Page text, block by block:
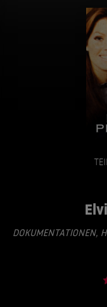
DOKUMENTATIONEN,